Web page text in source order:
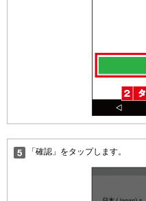
「確認」をタップします。